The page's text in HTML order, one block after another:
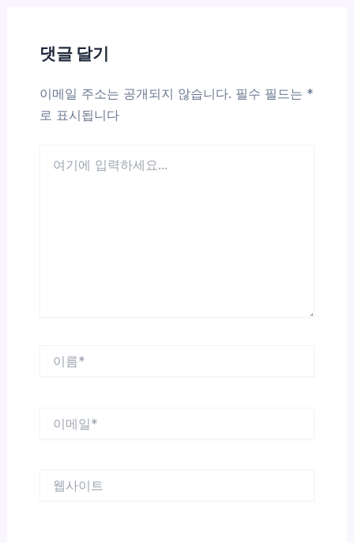
댓글 달기
이메일 주소는 공개되지 않습니다. 필수 필드는 *
로 표시됩니다